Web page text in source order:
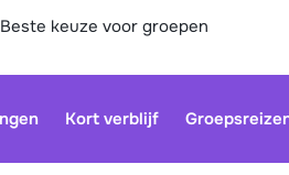
Beste keuze voor groepen
Kort verblijf